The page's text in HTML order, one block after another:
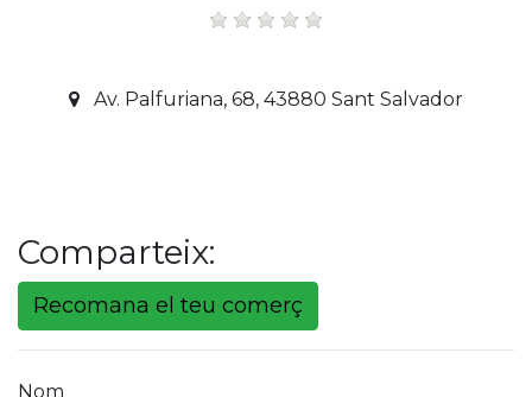
Av. Palfuriana, 68, 43880 Sant Salvador
Comparteix:
Recomana el teu comerç
Nom